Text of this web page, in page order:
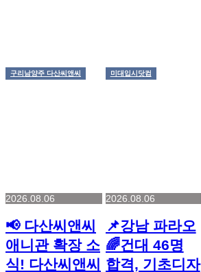
구리남양주 다산씨앤씨
2026.08.06
📢 다산씨앤씨
애니관 확장 소
식! 다산씨앤씨
미대입시닷컴
2026.08.06
📌강남 파라오
🌈건대 46명
합격, 기초디자